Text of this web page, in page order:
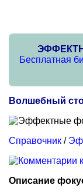
Бесплатная
Волшебный
Справочник /
Описание